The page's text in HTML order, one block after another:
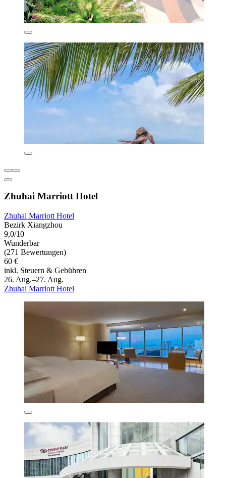
Zhuhai Marriott Hotel
Zhuhai Marriott Hotel
Bezirk Xiangzhou
9,0/10
Wunderbar
(271 Bewertungen)
60 €
inkl. Steuern & Gebühren
26. Aug.–27. Aug.
Zhuhai Marriott Hotel